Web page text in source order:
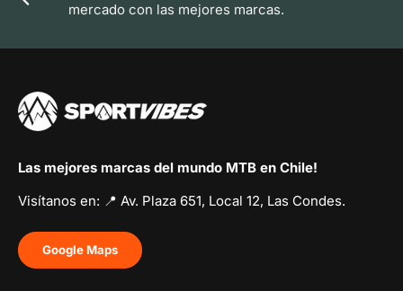
mercado con las mejores marcas.
Las mejores marcas del mundo MTB en Chile!
Visítanos en: 📍 Av. Plaza 651, Local 12, Las Condes.
Google Maps